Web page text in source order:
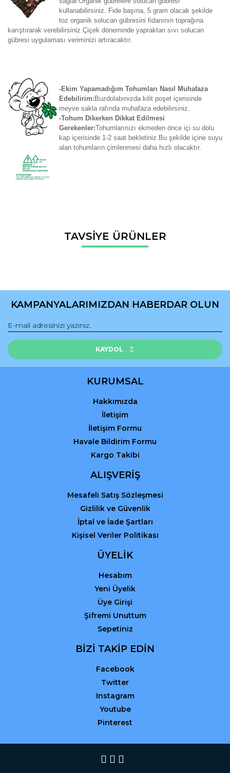
kullanabilirsiniz. Fide başına, 5 gram olacak şekilde
toz organik solucan gübresini fidanının toprağına
karıştırarak verebilirsiniz.Çiçek döneminde yapraktan sıvı solucan
gübresi uygulaması veriminizi artıracaktır.
-Ekim Yapamadığım Tohumları Nasıl Muhafaza
Edebilirim: Buzdolabınızda kilit poşet içerisinde
meyve sakla rafında muhafaza edebilirsiniz.
-Tohum Dikerken Dikkat Edilmesi
Gerekenler:Tohumlarınızı ekmeden önce içi su dolu
kap içerisinde 1-2 saat bekletiniz.Bu şekilde içine suyu
alan tohumların çimlenmesi daha hızlı olacaktır.
Bu ürüne ilk yorumu siz yapın!
Bu ürünün fiyat bilgisi, resim, ürün açıklamalarında ve diğer
konularda yetersiz gördüğünüz noktaları öneri formunu
Ürün açıklamasında eksik bilgiler bulunuyor.
Ürün fiyatı diğer sitelerden daha pahalı.
Bu ürüne benzer farklı alternatifler olmalı.
Gönder
TAVSİYE ÜRÜNLER
KAMPANYALARIMIZDAN HABERDAR OLUN
KAYDOL
KURUMSAL
Hakkımızda
İletişim
İletişim Formu
Havale Bildirim Formu
Kargo Takibi
ALIŞVERİŞ
Mesafeli Satış Sözleşmesi
Gizlilik ve Güvenlik
İptal ve İade Şartları
Kişisel Veriler Politikası
ÜYELİK
Hesabım
Yeni Üyelik
Üye Girişi
Şifremi Unuttum
Sepetiniz
BİZİ TAKİP EDİN
Facebook
Twitter
Instagram
Youtube
Pinterest